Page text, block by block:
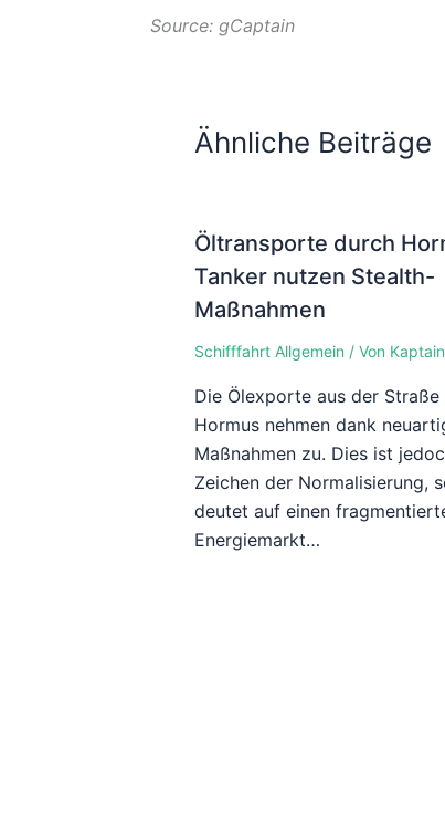
Source: gCaptain
Ähnliche Beiträge
Öltransporte durch
Tanker nutzen Stealth-
Maßnahmen
Schifffahrt Allgemein / Von
Die Ölexporte aus der Straße
Hormus nehmen dank
Maßnahmen zu. Dies ist
Zeichen der Normalisierung,
deutet auf einen
Energiemarkt…